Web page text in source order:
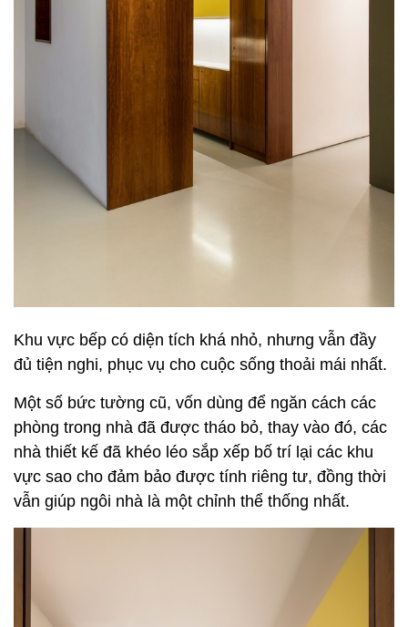
Khu vực bếp có diện tích khá nhỏ, nhưng vẫn đầy
đủ tiện nghi, phục vụ cho cuộc sống thoải mái nhất.
Một số bức tường cũ, vốn dùng để ngăn cách các
phòng trong nhà đã được tháo bỏ, thay vào đó, các
nhà thiết kế đã khéo léo sắp xếp bố trí lại các khu
vực sao cho đảm bảo được tính riêng tư, đồng thời
vẫn giúp ngôi nhà là một chỉnh thể thống nhất.